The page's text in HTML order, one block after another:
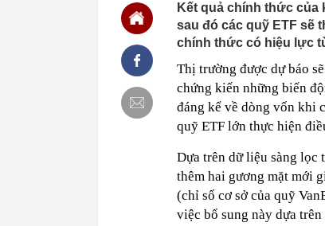
nghỉ hè
22:25
Vì
22:07
huynh
22:03
của Nga
22:02
Nam
vợ
21:51
Một ô
định:
21:37
Tổng
21:35
Du
Kết quả chính thức của
sau đó các quỹ ETF sẽ
chính thức có hiệu lực
Thị trường được dự báo sẽ
chứng kiến những biến
đáng kể về dòng vốn khi
quỹ ETF lớn thực hiện
Dựa trên dữ liệu sàng lọc
thêm hai gương mặt mới
(chỉ số cơ sở của quỹ
việc bổ sung này dựa